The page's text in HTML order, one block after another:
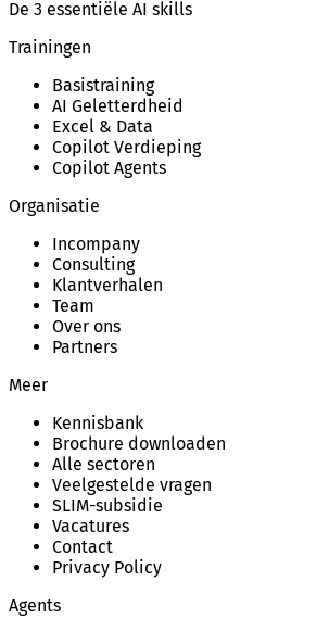
De 3 essentiële AI skills
Trainingen
Basistraining
AI Geletterdheid
Excel & Data
Copilot Verdieping
Copilot Agents
Organisatie
Incompany
Consulting
Klantverhalen
Team
Over ons
Partners
Meer
Kennisbank
Brochure downloaden
Alle sectoren
Veelgestelde vragen
SLIM-subsidie
Vacatures
Contact
Privacy Policy
Agents